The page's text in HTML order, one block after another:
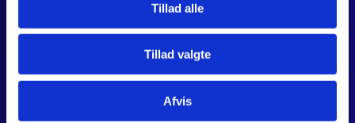
Tillad alle
Tillad valgte
Afvis
Anmeld os på Trustpilot
ÅBNINGSTIDER
Mandag: 10:00 - 16:00